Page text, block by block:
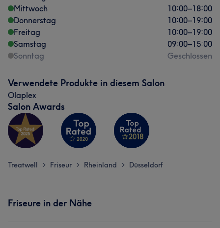
Mittwoch
10:00–18:00
Donnerstag
10:00–19:00
Freitag
10:00–19:00
Samstag
09:00–15:00
Sonntag
Geschlossen
Verwendete Produkte in diesem Salon
Olaplex
Salon Awards
Treatwell > Friseur > Rheinland > Düsseldorf
Friseure in der Nähe